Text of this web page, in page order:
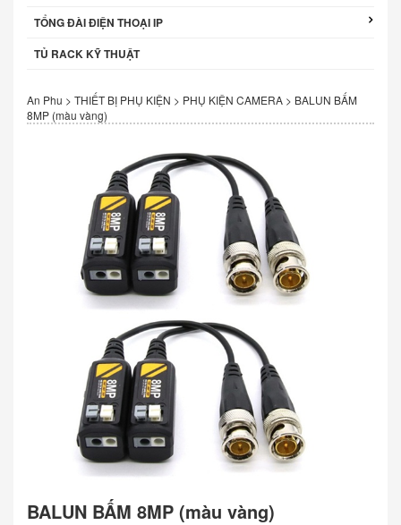
TỔNG ĐÀI ĐIỆN THOẠI IP
TỦ RACK KỸ THUẬT
An Phu > THIẾT BỊ PHỤ KIỆN > PHỤ KIỆN CAMERA > BALUN BẤM
8MP (màu vàng)
BALUN BẤM 8MP (màu vàng)